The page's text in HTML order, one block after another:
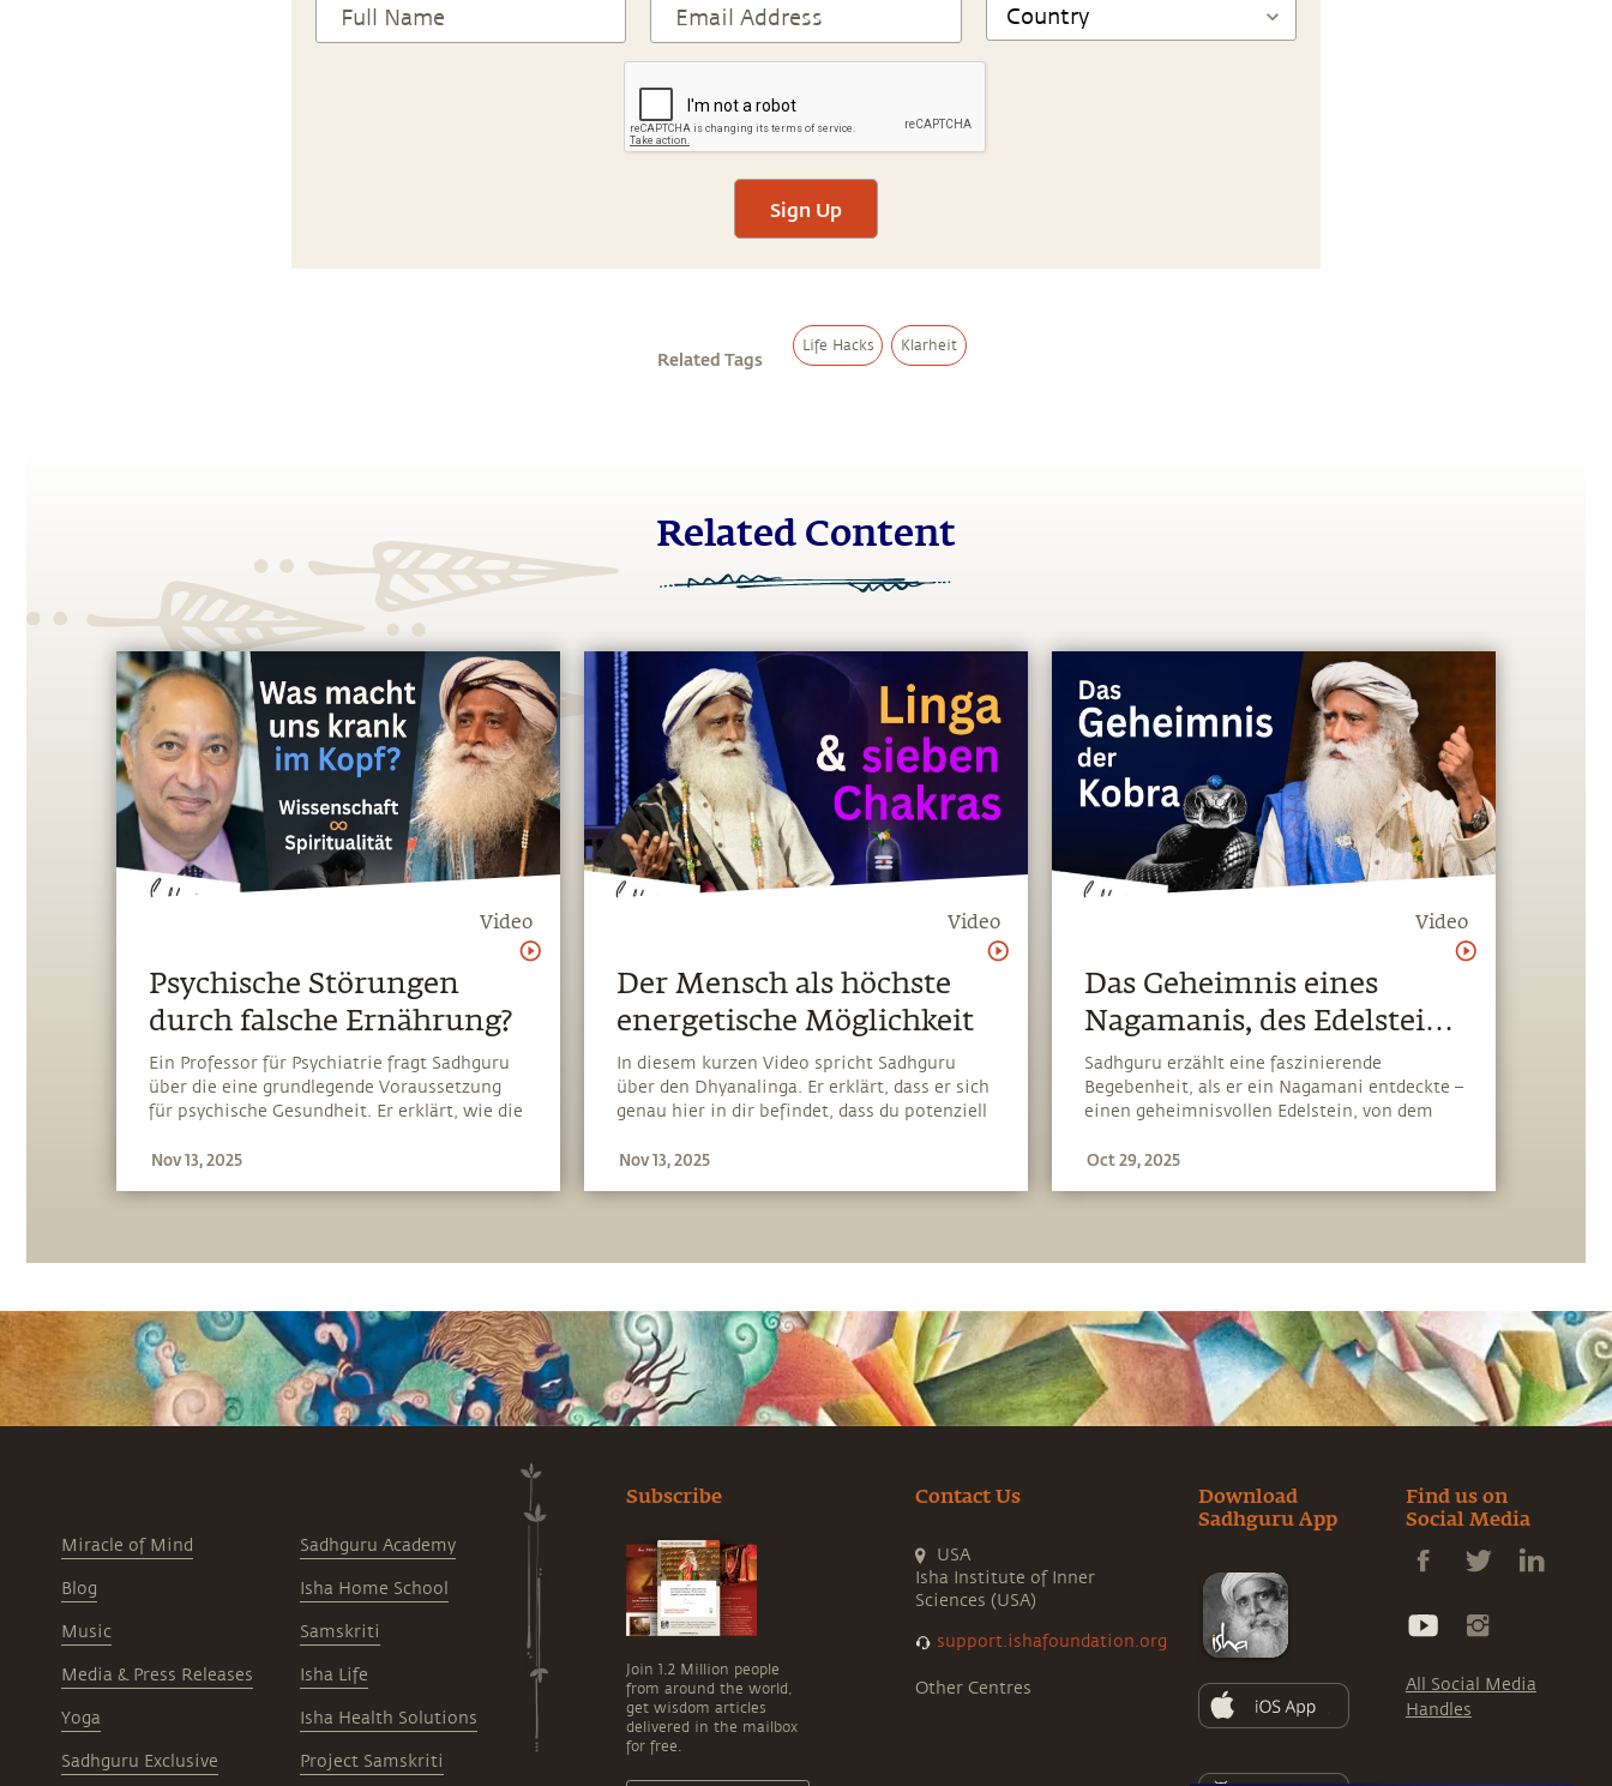
Sign Up
Related Tags
Life Hacks Klarheit
Related Content
Video
Psychische Störungen
durch falsche Ernährung?
Ein Professor für Psychiatrie fragt Sadhguru
über die eine grundlegende Voraussetzung
für psychische Gesundheit. Er erklärt, wie die
Einfluss auf unsere kognitiven Fähigkeiten
Nov 13, 2025
Video
Der Mensch als höchste
energetische Möglichkeit
In diesem kurzen Video spricht Sadhguru
über den Dhyanalinga. Er erklärt, dass er sich
genau hier in dir befindet, dass du potenziell
du noch nicht deine höchste
Nov 13, 2025
Video
Das Geheimnis eines
Nagamanis, des Edelsteins
der Kobra
Sadhguru erzählt eine faszinierende
Begebenheit, als er ein Nagamani entdeckte –
einen geheimnisvollen Edelstein, von dem
Er erklärt auch, warum die Verehrung der
Oct 29, 2025
Miracle of Mind
Blog
Music
Media & Press Releases
Yoga
Sadhguru Exclusive
Sadhguru Academy
Isha Home School
Samskriti
Isha Life
Isha Health Solutions
Project Samskriti
Subscribe
Join 1.2 Million people
from around the world,
get wisdom articles
delivered in the mailbox
for free.
Contact Us
USA
Isha Institute of Inner
Sciences (USA)
support.ishafoundation.org
Other Centres
Download
Sadhguru App
Find us on
Social Media
All Social Media
Handles